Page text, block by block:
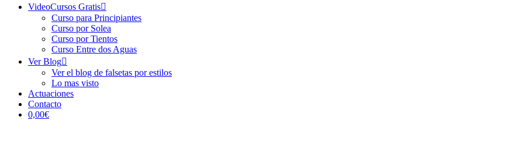
VideoCursos Gratis
Curso para Principiantes
Curso por Solea
Curso por Tientos
Curso Entre dos Aguas
Ver Blog
Ver el blog de falsetas por estilos
Lo mas visto
Actuaciones
Contacto
0,00€